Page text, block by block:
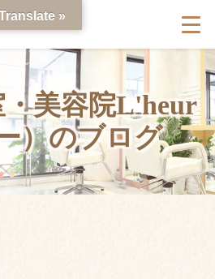
美容院L'heur
）のブログ
»